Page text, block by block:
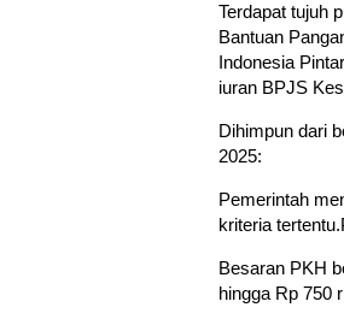
Terdapat tujuh
Bantuan
Indonesia
iuran BPJS
Dihimpun dari
2025:
Pemerintah
kriteria
Besaran PKH
hingga Rp 750